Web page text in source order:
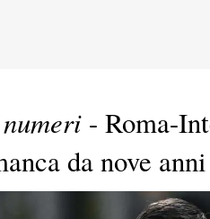
- Roma-
da nove anni